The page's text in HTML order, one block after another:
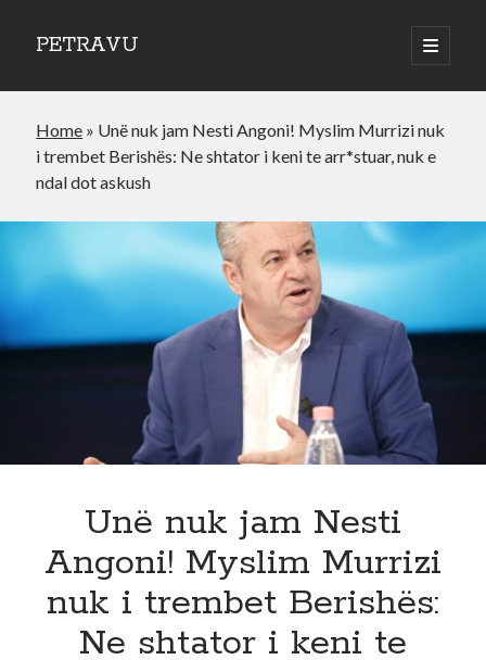
PETRAVU
open
primary
Sidebar
Bank
Credit Cards
Uncategorized
Home » Unë nuk jam Nesti Angoni! Myslim Murrizi nuk
i trembet Berishës: Ne shtator i keni te arr*stuar, nuk e
ndal dot askush
Unë nuk jam Nesti
Angoni! Myslim Murrizi
nuk i trembet Berishës:
Ne shtator i keni te